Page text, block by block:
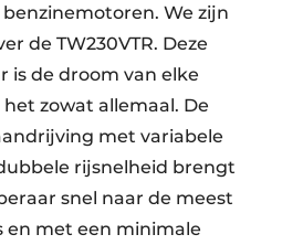
We zijn
de TW230VTR. Deze
is de droom van elke
zowat allemaal. De
met variabele
rijsnelheid brengt
snel naar de meest
en met een minimale